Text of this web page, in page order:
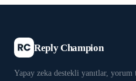
Reply Champion
Yapay zeka destekli yanıtlar, yorum